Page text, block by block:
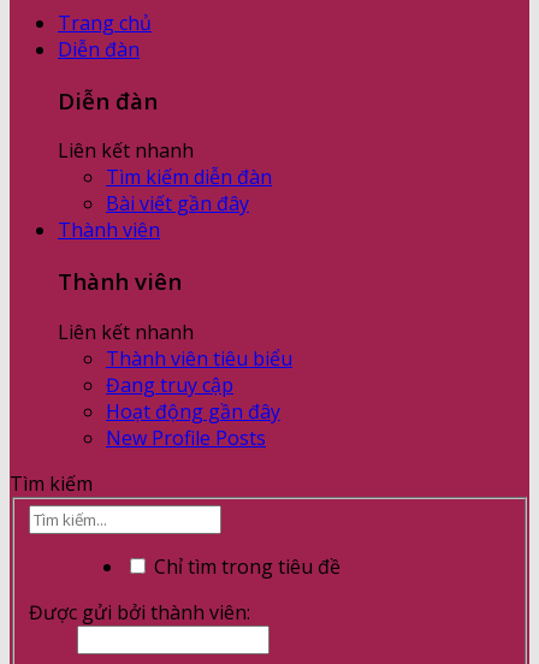
Trang chủ
Diễn đàn
Diễn đàn
Liên kết nhanh
Tìm kiếm diễn đàn
Bài viết gần đây
Thành viên
Thành viên
Liên kết nhanh
Thành viên tiêu biểu
Đang truy cập
Hoạt động gần đây
New Profile Posts
Tìm kiếm
Chỉ tìm trong tiêu đề
Được gửi bởi thành viên: